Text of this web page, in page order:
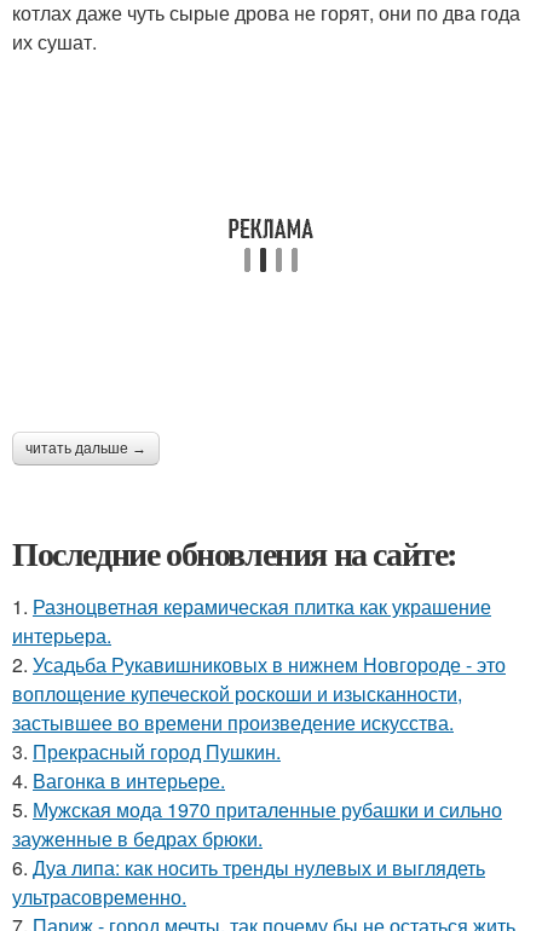
котлах даже чуть сырые дрова не горят, они по два года
их сушат.
читать дальше →
Последние обновления на сайте:
1. Разноцветная керамическая плитка как украшение
интерьера.
2. Усадьба Рукавишниковых в нижнем Новгороде - это
воплощение купеческой роскоши и изысканности,
застывшее во времени произведение искусства.
3. Прекрасный город Пушкин.
4. Вагонка в интерьере.
5. Мужская мода 1970 приталенные рубашки и сильно
зауженные в бедрах брюки.
6. Дуа липа: как носить тренды нулевых и выглядеть
ультрасовременно.